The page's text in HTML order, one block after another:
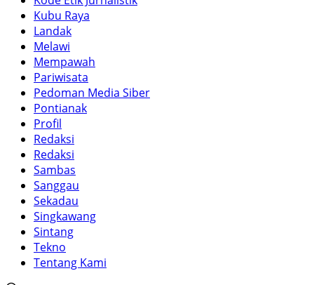
Kubu Raya
Landak
Melawi
Mempawah
Pariwisata
Pedoman Media Siber
Pontianak
Profil
Redaksi
Redaksi
Sambas
Sanggau
Sekadau
Singkawang
Sintang
Tekno
Tentang Kami